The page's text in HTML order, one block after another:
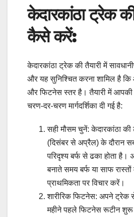
केदारकांठा ट्रेक
कैसे करें:
केदारकांठा ट्रेक की तैयारी में
और यह सुनिश्चित करना शामिल है
और फिटनेस स्तर है। तैयारी में आपकी
चरण-दर-चरण मार्गदर्शिका दी गई है:
सही मौसम चुनें: केदारकांठा की
(दिसंबर से अप्रैल) के दौरान
परिदृश्य बर्फ से ढका होता
बनाते समय बर्फ या साफ
प्राथमिकता पर विचार करें।
शारीरिक फिटनेस: अपने
महीने पहले फिटनेस रूटीन शुरू